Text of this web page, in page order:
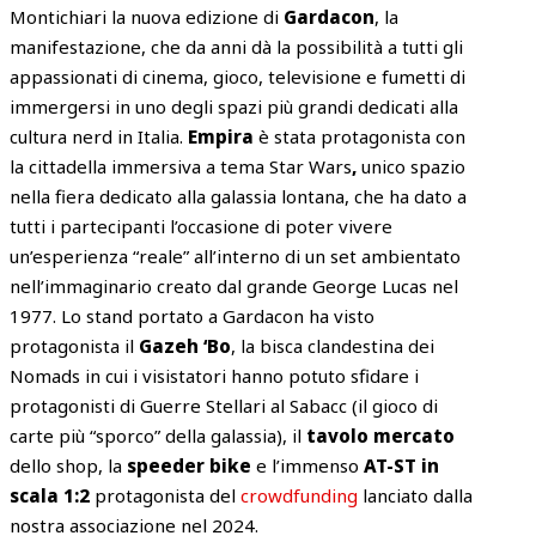
Montichiari la nuova edizione di Gardacon, la
manifestazione, che da anni dà la possibilità a tutti gli
appassionati di cinema, gioco, televisione e fumetti di
immergersi in uno degli spazi più grandi dedicati alla
cultura nerd in Italia. Empiraè stata protagonista con
la cittadella immersiva a tema Star Wars, unico spazio
nella fiera dedicato alla galassia lontana, che ha dato a
tutti i partecipanti l’occasione di poter vivere
un’esperienza “reale” all’interno di un set ambientato
nell’immaginario creato dal grande George Lucas nel
1977. Lo stand portato a Gardacon ha visto
protagonista il Gazeh ‘Bo, la bisca clandestina dei
Nomads in cui i visistatori hanno potuto sfidare i
protagonisti di Guerre Stellari al Sabacc (il gioco di
carte più “sporco” della galassia), il tavolo mercato
dello shop, la speeder bike e l’immensoAT-ST in
scala 1:2 protagonista delcrowdfunding lanciato dalla
nostra associazione nel 2024.